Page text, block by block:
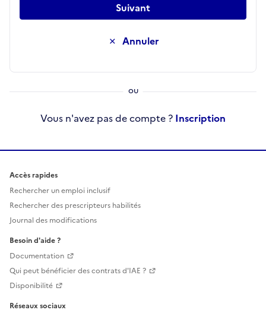
Annuler
Suivant
Vous n'avez pas de compte ? Inscription
Accès rapides
Rechercher un emploi inclusif
Rechercher des prescripteurs habilités
Journal des modifications
Besoin d'aide ?
Documentation
Qui peut bénéficier des contrats d'IAE ?
Disponibilité
Réseaux sociaux